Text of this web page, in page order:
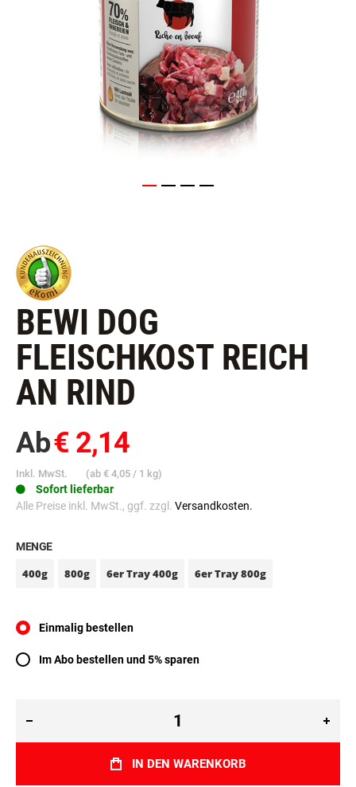
BEWI DOG
FLEISCHKOST REICH
AN RIND
Ab€ 2,14
Inkl. MwSt. (ab € 4,05 / 1 kg)
Sofort lieferbar
Alle Preise inkl. MwSt., ggf. zzgl. Versandkosten.
MENGE
400g 800g 6er Tray 400g 6er Tray 800g
Einmalig bestellen
Im Abo bestellen und 5% sparen
IN DEN WARENKORB